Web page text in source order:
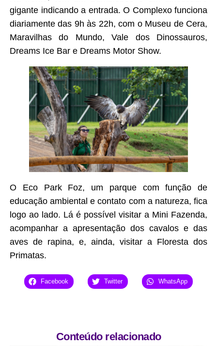
gigante indicando a entrada. O Complexo funciona
diariamente das 9h às 22h, com o Museu de Cera,
Maravilhas do Mundo, Vale dos Dinossauros,
Dreams Ice Bar e Dreams Motor Show.
O Eco Park Foz, um parque com função de
educação ambiental e contato com a natureza, fica
logo ao lado. Lá é possível visitar a Mini Fazenda,
acompanhar a apresentação dos cavalos e das
aves de rapina, e, ainda, visitar a Floresta dos
Primatas.
Facebook Twitter WhatsApp
Conteúdo relacionado